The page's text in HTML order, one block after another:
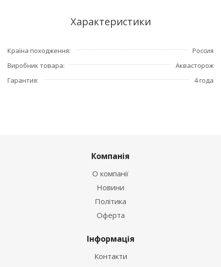
Характеристики
Країна походження
Россия
Виробник товара
Аквасторож
Гарантия
4 года
Компанія
О компанії
Новини
Політика
Оферта
Інформація
Контакти